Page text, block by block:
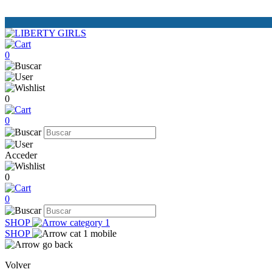
0
0
0
Acceder
0
0
SHOP
SHOP
Volver